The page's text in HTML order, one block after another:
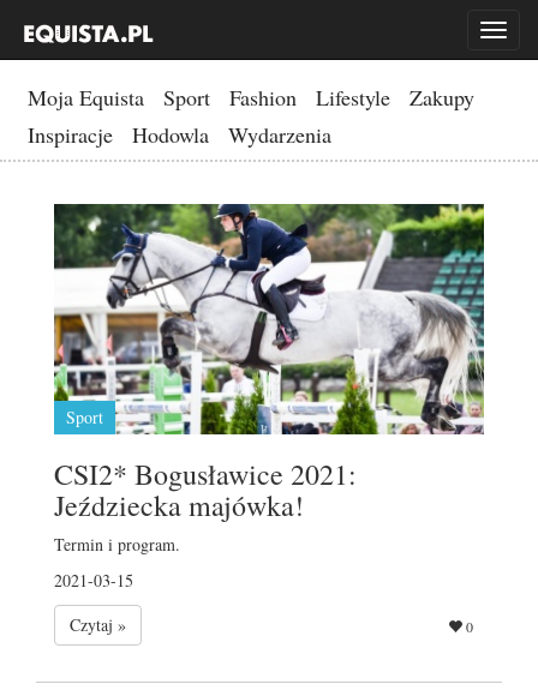
Toggle
Moja Equista Sport Fashion Lifestyle
Zakupy
Inspiracje
Hodowla Wydarzenia
Sport
CSI2* Bogusławice 2021:
Jeździecka majówka!
Termin i program.
2021-03-15
Czytaj »
0